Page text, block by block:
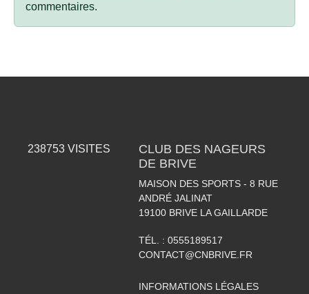
commentaires.
238753 VISITES
CLUB DES NAGEURS
DE BRIVE
MAISON DES SPORTS - 8 RUE
ANDRÉ JALINAT
19100 BRIVE LA GAILLARDE
TÉL. : 0555189517
CONTACT@CNBRIVE.FR
INFORMATIONS LÉGALES